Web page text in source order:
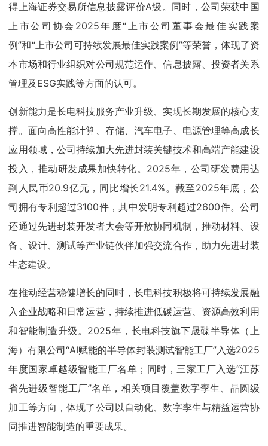
得上海证券交易所信息披露评价A级。同时，公司荣获中国
上市公司协会2025年度“上市公司董事会最佳实践案
例”和“上市公司可持续发展最佳实践案例”等荣誉，体现了资
本市场和行业组织对公司规范运作、信息披露、投资者关系
管理及ESG实践等方面的认可。
创新能力是长电科技服务产业升级、实现长期发展的核心支
撑。面向高性能计算、存储、汽车电子、电源管理等高成长
应用领域，公司持续加大先进封装关键技术和高端产能建设
投入，推动研发成果加快转化。2025年，公司研发费用达
到人民币20.9亿元，同比增长21.4%。截至2025年底，公
司拥有专利超过3100件，其中发明专利超过2600件。公司
还通过先进封装开发者大会等开放协同机制，推动材料、设
备、设计、测试等产业链伙伴加强交流合作，助力先进封装
生态建设。
在推动经营稳健增长的同时，长电科技积极将可持续发展融
入企业战略和日常运营，持续推进低碳运营、资源高效利用
和智能制造升级。2025年，长电科技旗下晟碟半导体（上
海）有限公司“AI赋能的半导体封装测试智能工厂”入选2025
年度国家卓越级智能工厂名单；同时，三家工厂入选“江苏
省先进级智能工厂”名单，相关项目覆盖数字孪生、晶圆级
加工等方向，体现了公司以自动化、数字孪生与精益运营协
同推进智能制造的重要成果。